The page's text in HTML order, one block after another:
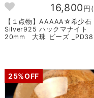
16,800円
【１点物】AAAAA☆希少石
Silver925 ハックマナイト
20mm 大珠 ビーズ
25%OFF